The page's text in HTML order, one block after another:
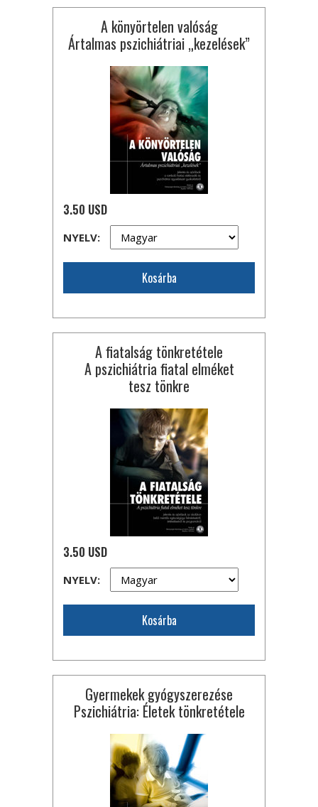
A könyörtelen valóság
Ártalmas pszichiátriai „kezelések”
3.50 USD
NYELV:
Kosárba
A fiatalság tönkretétele
A pszichiátria fiatal elméket
tesz tönkre
3.50 USD
NYELV:
Kosárba
Gyermekek gyógyszerezése
Pszichiátria: Életek tönkretétele